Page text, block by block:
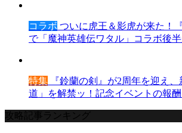
コラボ ついに虎王＆影虎が来た！
で「魔神英雄伝ワタル」コラボ後半
特集 『鈴蘭の剣』が2周年を迎え
道」を解禁ッ！記念イベントの報酬
攻略記事ランキング